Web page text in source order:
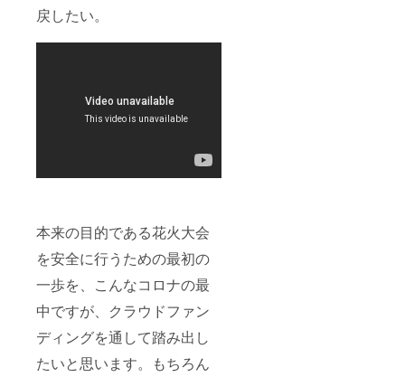
戻したい。
本来の目的である花火大会
を安全に行うための最初の
一歩を、こんなコロナの最
中ですが、クラウドファン
ディングを通して踏み出し
たいと思います。もちろん